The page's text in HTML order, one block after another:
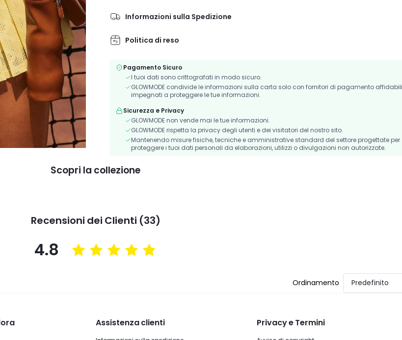
Informazioni sulla Spedizione
Politica di reso
Pagamento Sicuro
I tuoi dati sono crittografati in modo sicuro.
GLOWMODE condivide le informazioni sulla carta solo con fornitori di pagamento affidabili
impegnati a proteggere le tue informazioni.
Sicurezza e Privacy
GLOWMODE non vende mai le tue informazioni.
GLOWMODE rispetta la privacy degli utenti e dei visitatori del nostro sito.
Mantenendo misure fisiche, tecniche e amministrative standard del settore progettate per
proteggere i tuoi dati personali da elaborazioni, utilizzi o divulgazioni non autorizzate.
Scopri la collezione
Recensioni dei Clienti (33)
4.8
Ordinamento Predefinito
Assistenza clienti Privacy e Termini